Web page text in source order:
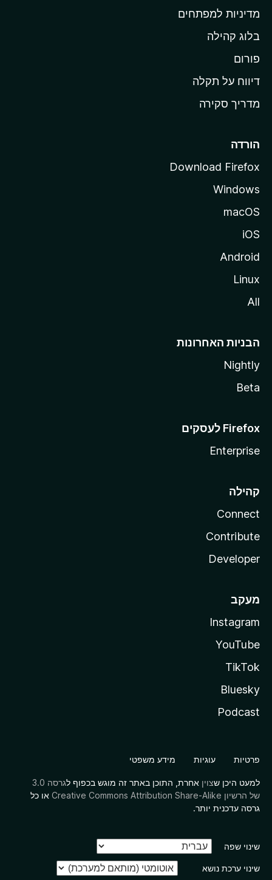
ת
ל
M
i
l
מדיניות למפתחים
בלוג קהילה
פורום
דיווח על תקלה
מדריך סקירה
הורדה
Download Firefox
Windows
macOS
iOS
Android
Linux
All
הבניות האחרונות
Nightly
Beta
Enterprise
קהילה
Connect
Contribute
Developer
מעקב
Instagram
YouTube
TikTok
Bluesky
Podcast
פרטיות עוגיות מידע משפטי
למעט היכן שצוין אחרת, התוכן באתר זה מוגש בכפוף ל
גרסה 3.0
של הרשיון Creative Commons Attribution Share-Alike
או כל
גרסה עדכנית יותר.
שינוי שפה
שינוי ערכת נושא